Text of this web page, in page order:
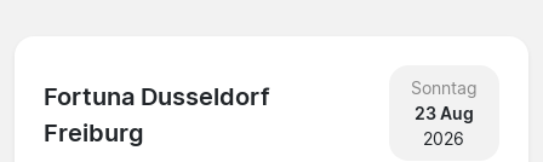
Fortuna Dusseldorf
Freiburg
Sonntag
23 Aug
2026